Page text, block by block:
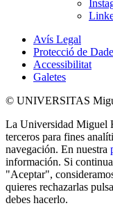
Avís Legal
Protecció de
Accessibilitat
Galetes
© UNIVERSITAS
La Universidad Miguel
terceros para fines
navegación. En nuestra
información. Si
"Aceptar",
quieres rechazarlas
debes hacerlo.